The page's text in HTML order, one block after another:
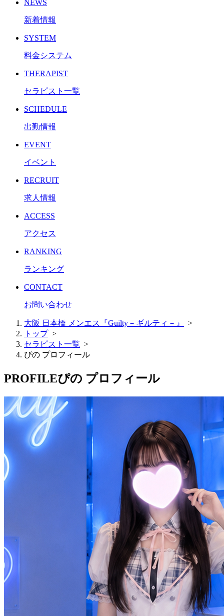
NEWS
新着情報
SYSTEM
料金システム
THERAPIST
セラピスト一覧
SCHEDULE
出勤情報
EVENT
イベント
RECRUIT
求人情報
ACCESS
アクセス
RANKING
ランキング
CONTACT
お問い合わせ
大阪 日本橋 メンエス『Guilty－ギルティ－』
>
トップ >
セラピスト一覧 >
ぴの プロフィール
PROFILEぴの プロフィール